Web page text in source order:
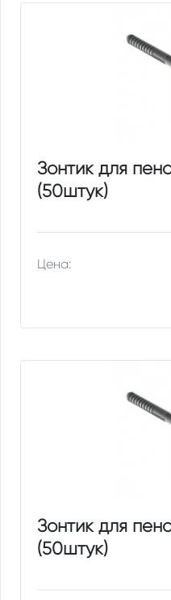
Зонтик для
(50штук)
Цена:
Зонтик для
(50штук)